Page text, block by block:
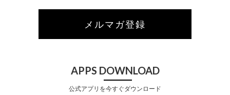
メルマガ登録
APPS DOWNLOAD
公式アプリを今すぐダウンロード